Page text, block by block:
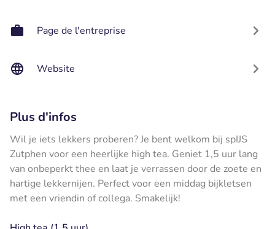
Page de l'entreprise
Website
Plus d'infos
Wil je iets lekkers proberen? Je bent welkom bij spIJS
Zutphen voor een heerlijke high tea. Geniet 1,5 uur lang
van onbeperkt thee en laat je verrassen door de zoete en
hartige lekkernijen. Perfect voor een middag bijkletsen
met een vriendin of collega. Smakelijk!